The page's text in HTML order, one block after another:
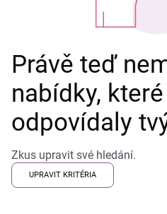
Právě teď
nabídky,
odpovídaly
Zkus upravit své hledání.
UPRAVIT KRITÉRIA